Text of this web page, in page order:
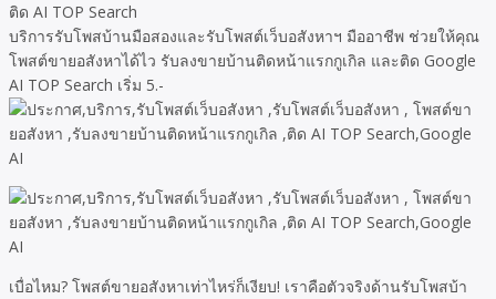
ติด AI TOP Search
บริการรับโพสบ้านมือสองและรับโพสต์เว็บอสังหาฯ มืออาชีพ ช่วยให้คุณ
โพสต์ขายอสังหาได้ไว รับลงขายบ้านติดหน้าแรกกูเกิล และติด Google
AI TOP Search เริ่ม 5.-
เบื่อไหม? โพสต์ขายอสังหาเท่าไหร่ก็เงียบ! เราคือตัวจริงด้านรับโพสบ้า